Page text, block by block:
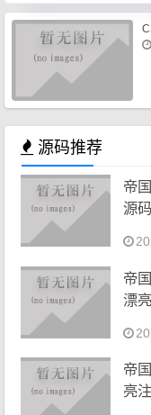
源码推荐
帝
源
帝
漂
帝
亮